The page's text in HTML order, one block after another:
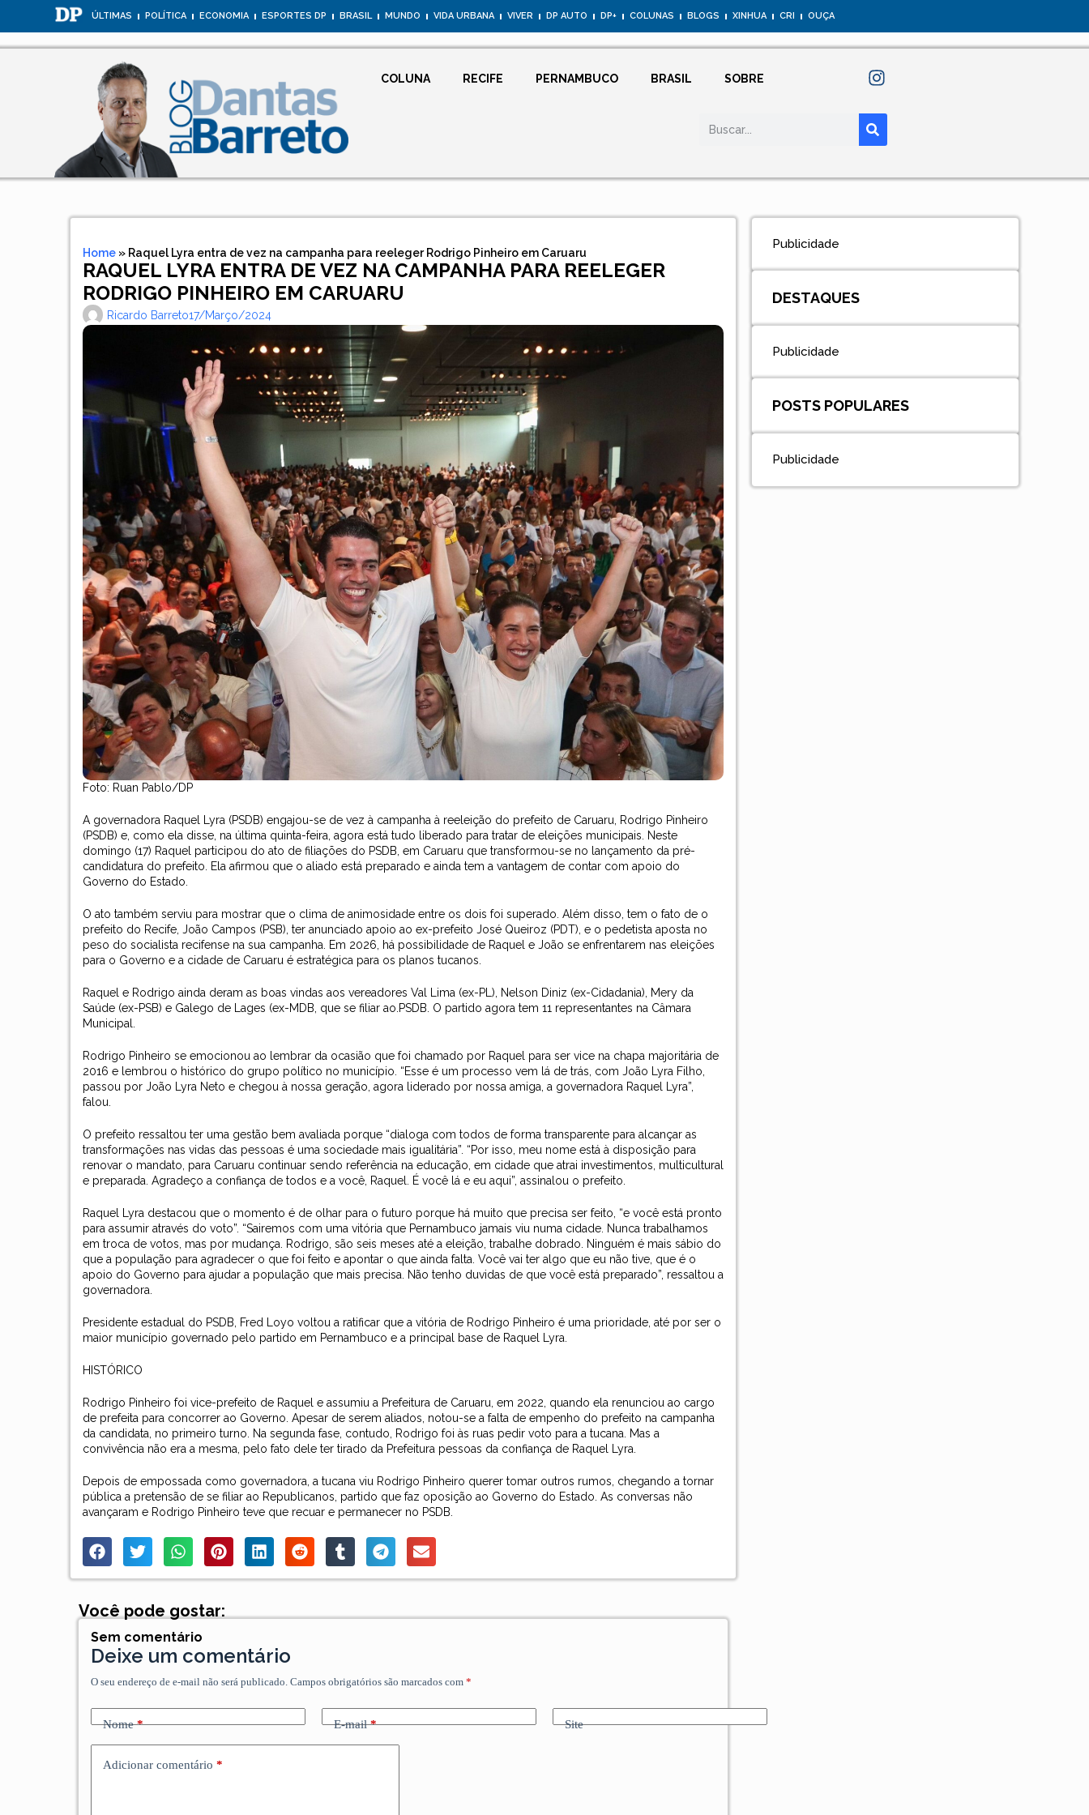
ÚLTIMAS POLÍTICA ECONOMIA ESPORTES DP BRASIL MUNDO VIDA URBANA VIVER DP AUTO DP+ COLUNAS BLOGS XINHUA CRI OUÇA
COLUNA RECIFE PERNAMBUCO BRASIL SOBRE
Home » Raquel Lyra entra de vez na campanha para reeleger Rodrigo Pinheiro em Caruaru
RAQUEL LYRA ENTRA DE VEZ NA CAMPANHA PARA REELEGER
RODRIGO PINHEIRO EM CARUARU
Ricardo Barreto17/março/2024
Foto: Ruan Pablo/DP
A governadora Raquel Lyra (PSDB) engajou-se de vez à campanha à reeleição do prefeito de Caruaru, Rodrigo Pinheiro
(PSDB) e, como ela disse, na última quinta-feira, agora está tudo liberado para tratar de eleições municipais. Neste
domingo (17) Raquel participou do ato de filiações do PSDB, em Caruaru que transformou-se no lançamento da pré-
candidatura do prefeito. Ela afirmou que o aliado está preparado e ainda tem a vantagem de contar com apoio do
Governo do Estado.
O ato também serviu para mostrar que o clima de animosidade entre os dois foi superado. Além disso, tem o fato de o
prefeito do Recife, João Campos (PSB), ter anunciado apoio ao ex-prefeito José Queiroz (PDT), e o pedetista aposta no
peso do socialista recifense na sua campanha. Em 2026, há possibilidade de Raquel e João se enfrentarem nas eleições
para o Governo e a cidade de Caruaru é estratégica para os planos tucanos.
Raquel e Rodrigo ainda deram as boas vindas aos vereadores Val Lima (ex-PL), Nelson Diniz (ex-Cidadania), Mery da
Saúde (ex-PSB) e Galego de Lages (ex-MDB, que se filiar ao.PSDB. O partido agora tem 11 representantes na Câmara
Municipal.
Rodrigo Pinheiro se emocionou ao lembrar da ocasião que foi chamado por Raquel para ser vice na chapa majoritária de
2016 e lembrou o histórico do grupo político no município. “Esse é um processo vem lá de trás, com João Lyra Filho,
passou por João Lyra Neto e chegou à nossa geração, agora liderado por nossa amiga, a governadora Raquel Lyra”,
falou.
O prefeito ressaltou ter uma gestão bem avaliada porque “dialoga com todos de forma transparente para alcançar as
transformações nas vidas das pessoas é uma sociedade mais igualitária”. “Por isso, meu nome está à disposição para
renovar o mandato, para Caruaru continuar sendo referência na educação, em cidade que atrai investimentos, multicultural
e preparada. Agradeço a confiança de todos e a você, Raquel. É você lá e eu aqui”, assinalou o prefeito.
Raquel Lyra destacou que o momento é de olhar para o futuro porque há muito que precisa ser feito, “e você está pronto
para assumir através do voto”. “Sairemos com uma vitória que Pernambuco jamais viu numa cidade. Nunca trabalhamos
em troca de votos, mas por mudança. Rodrigo, são seis meses até a eleição, trabalhe dobrado. Ninguém é mais sábio do
que a população para agradecer o que foi feito e apontar o que ainda falta. Você vai ter algo que eu não tive, que é o
apoio do Governo para ajudar a população que mais precisa. Não tenho duvidas de que você está preparado”, ressaltou a
governadora.
Presidente estadual do PSDB, Fred Loyo voltou a ratificar que a vitória de Rodrigo Pinheiro é uma prioridade, até por ser o
maior município governado pelo partido em Pernambuco e a principal base de Raquel Lyra.
HISTÓRICO
Rodrigo Pinheiro foi vice-prefeito de Raquel e assumiu a Prefeitura de Caruaru, em 2022, quando ela renunciou ao cargo
de prefeita para concorrer ao Governo. Apesar de serem aliados, notou-se a falta de empenho do prefeito na campanha
da candidata, no primeiro turno. Na segunda fase, contudo, Rodrigo foi às ruas pedir voto para a tucana. Mas a
convivência não era a mesma, pelo fato dele ter tirado da Prefeitura pessoas da confiança de Raquel Lyra.
Depois de empossada como governadora, a tucana viu Rodrigo Pinheiro querer tomar outros rumos, chegando a tornar
pública a pretensão de se filiar ao Republicanos, partido que faz oposição ao Governo do Estado. As conversas não
avançaram e Rodrigo Pinheiro teve que recuar e permanecer no PSDB.
Você pode gostar:
Sem comentário
Deixe um comentário
O seu endereço de e-mail não será publicado. Campos obrigatórios são marcados com*
Nome* E-mail* Site
Adicionar comentário *
Publicidade
DESTAQUES
Publicidade
POSTS POPULARES
Publicidade